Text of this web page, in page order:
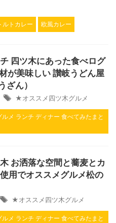
ルトカレー 欧風カレー
四ツ木にあった食べログ
が美味しい 讃岐うどん屋
ざん）
★オススメ四ツ木グルメ
メ ランチ ディナー 食べてみたまと
お洒落な空間と蕎麦とカ
用でオススメグルメ松の
★オススメ四ツ木グルメ
メ ランチ ディナー 食べてみたまと